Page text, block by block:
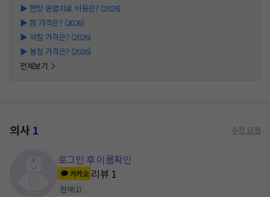
▶ 한방 온열치료 비용은? (2026)
▶ 뜸 가격은? (2026)
▶ 약침 가격은? (2026)
▶ 봉침 가격은? (2026)
전체보기
의사1 수정 요청
로그인 후 이름확인
카카오 리뷰 1
한약(1)